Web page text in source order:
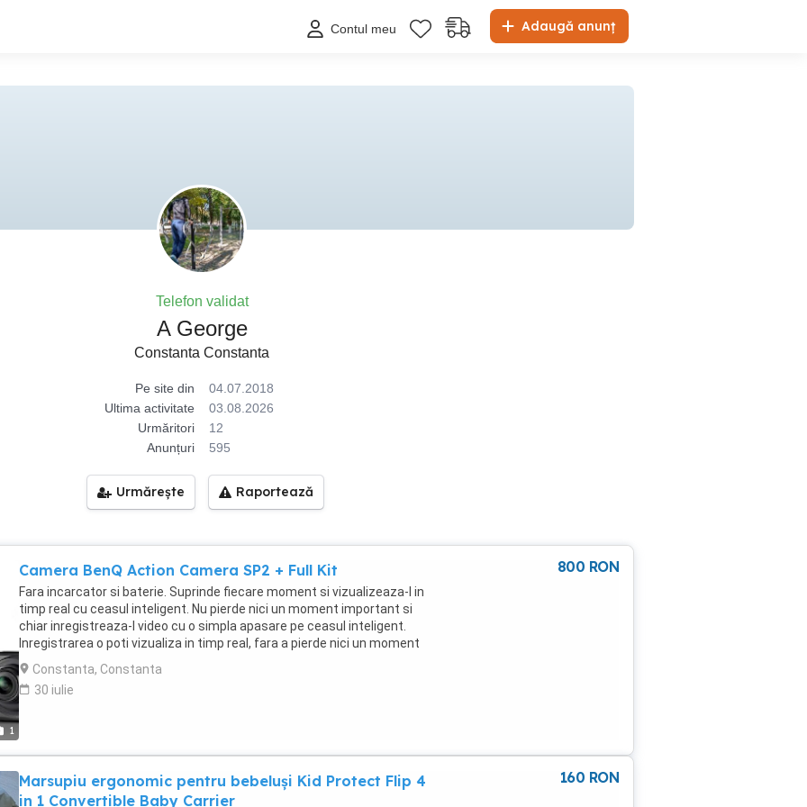
Adaugă anunț
Contul meu
Telefon validat
A George
Constanta Constanta
Pe site din
04.07.2018
Ultima activitate
03.08.2026
Urmăritori
12
Anunțuri
595
Urmărește Raportează
1
Camera BenQ Action Camera SP2 + Full Kit
Fara incarcator si baterie. Suprinde fiecare moment si vizualizeaza-l in
timp real cu ceasul inteligent. Nu pierde nici un moment important si
chiar inregistreaza-l video cu o simpla apasare pe ceasul inteligent.
Inregistrarea o poti vizualiza in timp real, fara a pierde nici un moment
important. BenQ Action Camera SP2 filmeaza si fotografiaza in acelasi
timp! Fotografiaza in timp ce filmezi, fara nici o intrerupere. Apasa
simbolul camerei de pe ceasul-telecomanda, ca sa capturezi o scena
cinematografice utilizand fotografiile pe care le faci. Alege dintre 1 3 5
10 30 60 frame-uri pe secunda si salveaza-le sub forma de film. Baterie
Constanta, Constanta
30 iulie
800 RON
Marsupiu ergonomic pentru bebeluși Kid Protect Flip 4
in 1 Convertible Baby Carrier
160 RON